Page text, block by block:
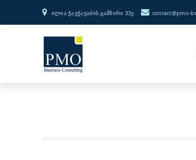
ილია ჭავჭავაძის გამზირი 33ე